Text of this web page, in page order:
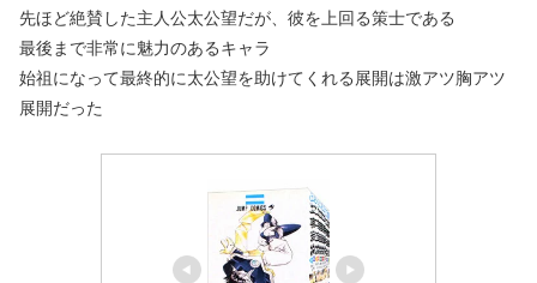
先ほど絶賛した主人公太公望だが、彼を上回る策士である
最後まで非常に魅力のあるキャラ
始祖になって最終的に太公望を助けてくれる展開は激アツ胸アツ
展開だった